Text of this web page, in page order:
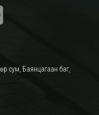
сум, Баянцагаан баг,